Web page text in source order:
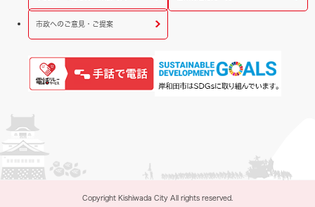
市政へのご意見・ご提案
Copyright Kishiwada City All rights reserved.